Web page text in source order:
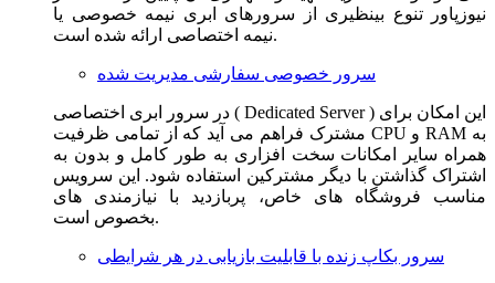
نیوزپاور تنوع بینظیری از سرورهای ابری نیمه خصوصی یا
نیمه اختصاصی ارائه شده است.
سرور خصوصی سفارشی مدیریت شده
در سرور ابری اختصاصی ( Dedicated Server ) این امکان برای
مشترک فراهم می آید که از تمامی ظرفیت CPU و RAM به
همراه سایر امکانات سخت افزاری به طور کامل و بدون به
اشتراک گذاشتن با دیگر مشترکین استفاده شود. این سرویس
مناسب فروشگاه های خاص، پربازدید با نیازمندی های
بخصوص است.
سرور بکاپ زنده با قابلیت بازیابی در هر شرایطی